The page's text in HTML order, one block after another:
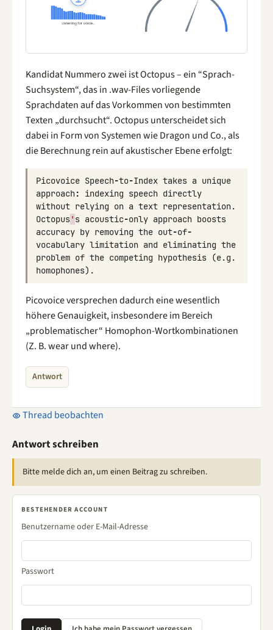
Kandidat Nummero zwei ist Octopus – ein “Sprach-
Suchsystem“, das in .wav-Files vorliegende
Sprachdaten auf das Vorkommen von bestimmten
Texten „durchsucht“. Octopus unterscheidet sich
dabei in Form von Systemen wie Dragon und Co., als
die Berechnung rein auf akustischer Ebene erfolgt:
Picovoice Speech-to-Index takes a unique
approach: indexing speech directly
without relying on a text representation.
Octopus' s acoustic-only approach boosts
accuracy by removing the out-of-
vocabulary limitation and eliminating the
problem of the competing hypothesis (e.g .
homophones).
Picovoice versprechen dadurch eine wesentlich
höhere Genauigkeit, insbesondere im Bereich
„problematischer“ Homophon-Wortkombinationen
(Z. B. wear und where).
Antwort
Thread beobachten
Antwort schreiben
Bitte melde dich an, um einen Beitrag zu schreiben.
BESTEHENDER ACCOUNT
Benutzername oder E-Mail-Adresse
Passwort